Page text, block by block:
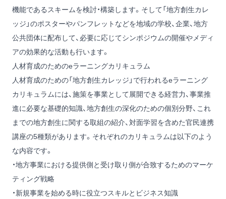
機能であるスキームを検討・構築します。そして「地方創生カレ
ッジ」のポスターやパンフレットなどを地域の学校、企業、地方
公共団体に配布して、必要に応じてシンポジウムの開催やメディ
アの効果的な活動も行います。
人材育成のためのeラーニングカリキュラム
人材育成のための「地方創生カレッジ」で行われるeラーニング
カリキュラムには、施策を事業として展開できる経営力、事業推
進に必要な基礎的知識、地方創生の深化のための個別分野、これ
までの地方創生に関する取組の紹介、対面学習を含めた官民連携
講座の5種類があります。それぞれのカリキュラムは以下のよう
な内容です。
・地方事業における提供側と受け取り側が合致するためのマーケ
ティング戦略
・新規事業を始める時に役立つスキルとビジネス知識